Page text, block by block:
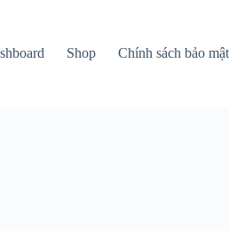
Shop Chính sách bảo